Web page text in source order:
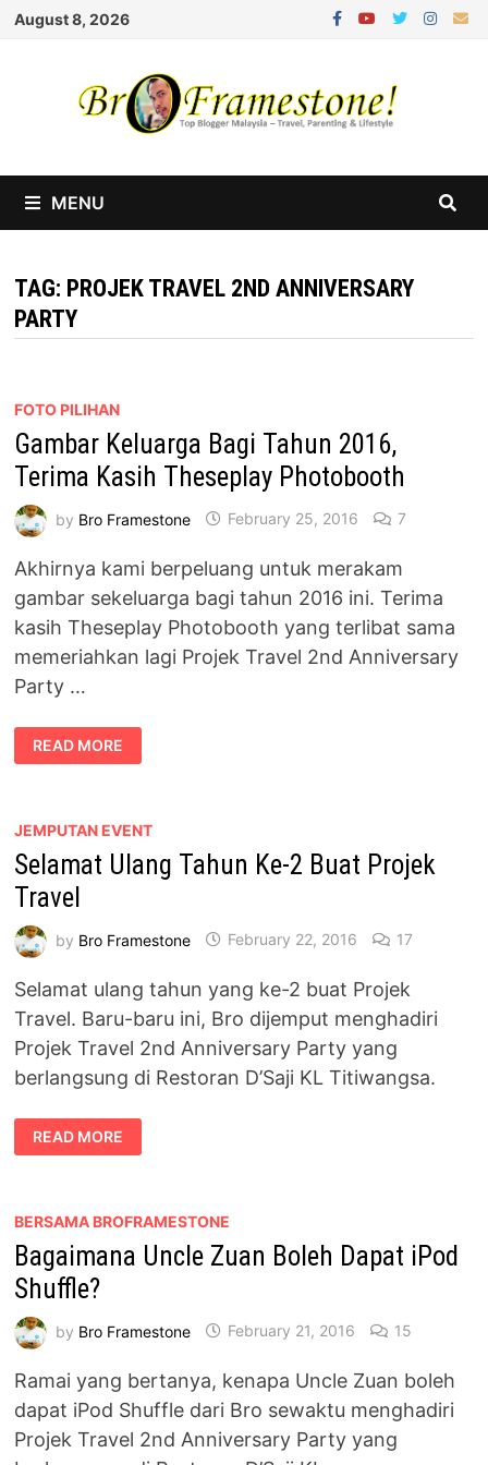
Skip
August 8, 2026
MENU
TAG: PROJEK TRAVEL 2ND ANNIVERSARY
PARTY
FOTO PILIHAN
Gambar Keluarga Bagi Tahun 2016,
Terima Kasih Theseplay Photobooth
by Bro Framestone February 25, 2016 7
Akhirnya kami berpeluang untuk merakam
gambar sekeluarga bagi tahun 2016 ini. Terima
kasih Theseplay Photobooth yang terlibat sama
memeriahkan lagi Projek Travel 2nd Anniversary
Party …
GAMBAR
KELUARGA
BAGI
KASIH
PHOTOBOOTH
READ MORE
JEMPUTAN EVENT
Selamat Ulang Tahun Ke-2 Buat Projek
Travel
by Bro Framestone February 22, 2016 17
Selamat ulang tahun yang ke-2 buat Projek
Travel. Baru-baru ini, Bro dijemput menghadiri
Projek Travel 2nd Anniversary Party yang
berlangsung di Restoran D’Saji KL Titiwangsa.
SELAMAT
ULANG
TAHUN
PROJEK
READ MORE
BERSAMA BROFRAMESTONE
Bagaimana Uncle Zuan Boleh Dapat iPod
Shuffle?
by Bro Framestone February 21, 2016 15
Ramai yang bertanya, kenapa Uncle Zuan boleh
dapat iPod Shuffle dari Bro sewaktu menghadiri
Projek Travel 2nd Anniversary Party yang